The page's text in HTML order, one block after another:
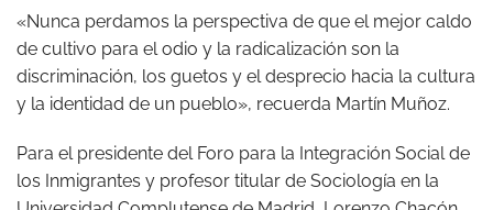
«Nunca perdamos la perspectiva de que el mejor caldo
de cultivo para el odio y la radicalización son la
discriminación, los guetos y el desprecio hacia la cultura
y la identidad de un pueblo», recuerda Martín Muñoz.
Para el presidente del Foro para la Integración Social de
los Inmigrantes y profesor titular de Sociología en la